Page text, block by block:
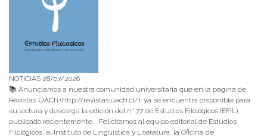
NOTICIAS 28/07/2026
📚 Anunciamos a nuestra comunidad universitaria que en la página de
Revistas UACh (http://revistas.uach.cl/), ya se encuentra disponible para
su lectura y descarga la edición del n° 77 de Estudios Filológicos (EFIL),
publicado recientemente. Felicitamos al equipo editorial de Estudios
Filológicos, al Instituto de Lingüística y Literatura, la Oficina de